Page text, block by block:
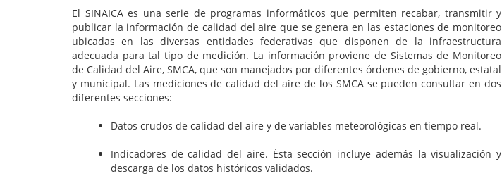
El SINAICA es una serie de programas informáticos que permiten recabar, transmitir y
publicar la información de calidad del aire que se genera en las estaciones de monitoreo
ubicadas en las diversas entidades federativas que disponen de la infraestructura
adecuada para tal tipo de medición. La información proviene de Sistemas de Monitoreo
de Calidad del Aire, SMCA, que son manejados por diferentes órdenes de gobierno, estatal
y municipal. Las mediciones de calidad del aire de los SMCA se pueden consultar en dos
diferentes secciones:
Datos crudos de calidad del aire y de variables meteorológicas en tiempo real.
Indicadores de calidad del aire. Ésta sección incluye además la visualización y
descarga de los datos históricos validados.